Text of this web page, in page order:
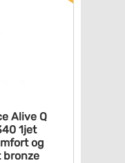
Alive Q
1jet
og
bronze